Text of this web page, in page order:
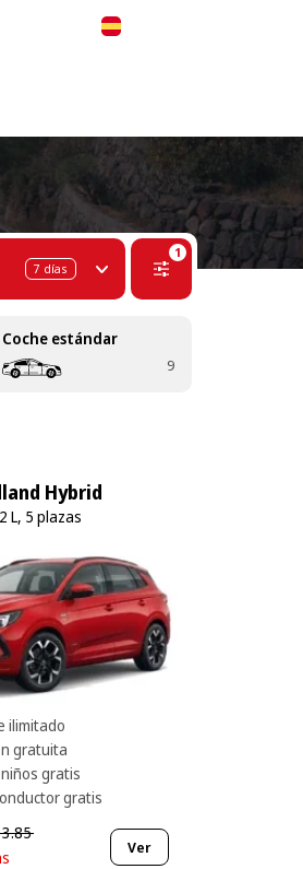
7 días
1
Coche estándar
9
Hybrid
L, 5 plazas
ilimitado
gratuita
gratis
gratis
Ver